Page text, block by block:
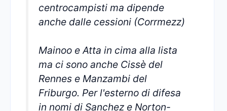
centrocampisti ma dipende
anche dalle cessioni (Corrmezz)
Mainoo e Atta in cima alla lista
ma ci sono anche Cissè del
Rennes e Manzambi del
Friburgo. Per l'esterno di difesa
in nomi di Sanchez e Norton-